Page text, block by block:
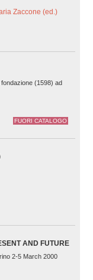
Zaccone (ed.)
(1598) ad
FUORI CATALOGO
AND FUTURE
2-5 March 2000